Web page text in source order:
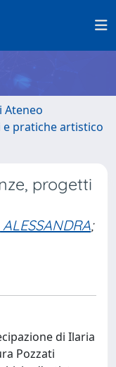
Ateneo
e pratiche artistico
progetti
;
di Ilaria
Pozzati